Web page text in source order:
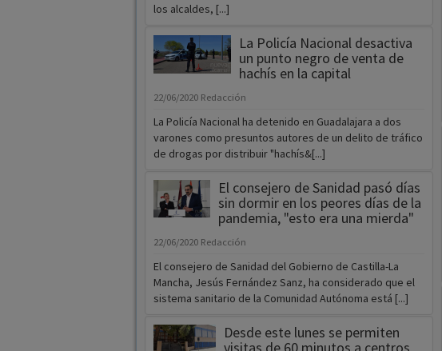
los alcaldes, [...]
La Policía Nacional desactiva
un punto negro de venta de
hachís en la capital
22/06/2020 Redacción
La Policía Nacional ha detenido en Guadalajara a dos
varones como presuntos autores de un delito de tráfico
de drogas por distribuir "hachís&[...]
El consejero de Sanidad pasó días
sin dormir en los peores días de la
pandemia, "esto era una mierda"
22/06/2020 Redacción
El consejero de Sanidad del Gobierno de Castilla-La
Mancha, Jesús Fernández Sanz, ha considerado que el
sistema sanitario de la Comunidad Autónoma está [...]
Desde este lunes se permiten